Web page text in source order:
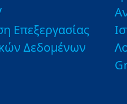
Επεξεργασίας
Δεδομένων